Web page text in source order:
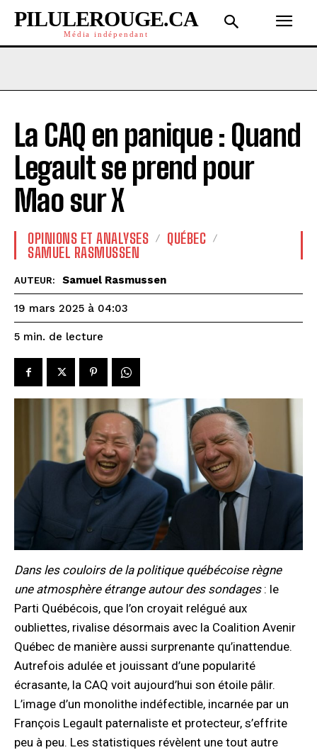
PILULEROUGE.CA
Média indépendant
La CAQ en panique : Quand
Legault se prend pour
Mao sur X
OPINIONS ET ANALYSES
QUÉBEC
SAMUEL RASMUSSEN
AUTEUR: Samuel Rasmussen
19 mars 2025 à 04:03
5 min. de lecture
Dans les couloirs de la politique québécoise règne
une atmosphère étrange autour des sondages : le
Parti Québécois, que l’on croyait relégué aux
oubliettes, rivalise désormais avec la Coalition Avenir
Québec de manière aussi surprenante qu’inattendue.
Autrefois adulée et jouissant d’une popularité
écrasante, la CAQ voit aujourd’hui son étoile pâlir.
L’image d’un monolithe indéfectible, incarnée par un
François Legault paternaliste et protecteur, s’effrite
peu à peu. Les statistiques révèlent une tout autre